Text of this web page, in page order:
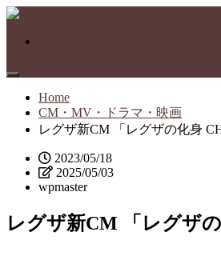
Home
CM・MV・ドラマ・映画
レグザ新CM 「レグザの化身
2023/05/18
2025/05/03
wpmaster
レグザ新CM 「レグザ